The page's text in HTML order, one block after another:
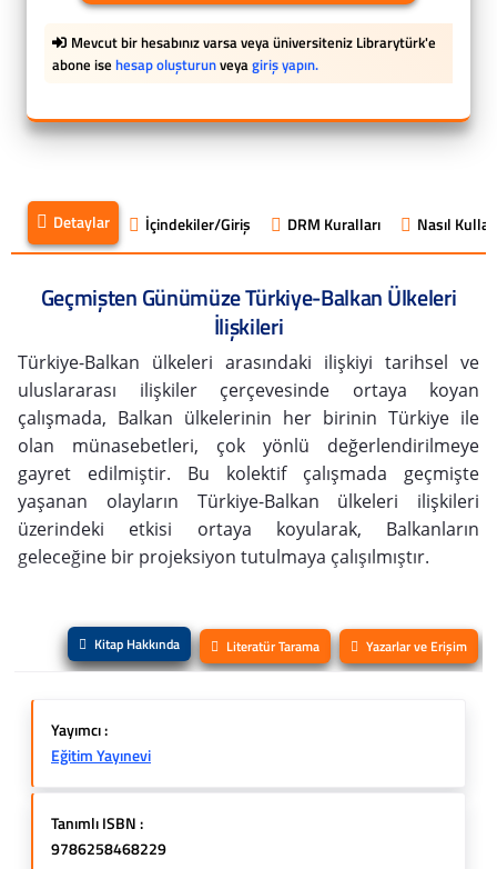
Mevcut bir hesabınız varsa veya üniversiteniz Librarytürk'e
abone ise hesap oluşturunveyagiriş yapın.
Detaylar İçindekiler/Giriş DRM Kuralları Nasıl
Geçmişten Günümüze Türkiye-Balkan Ülkeleri
İlişkileri
Türkiye-Balkan ülkeleri arasındaki ilişkiyi tarihsel ve
uluslararası ilişkiler çerçevesinde ortaya koyan
çalışmada, Balkan ülkelerinin her birinin Türkiye ile
olan münasebetleri, çok yönlü değerlendirilmeye
gayret edilmiştir. Bu kolektif çalışmada geçmişte
yaşanan olayların Türkiye-Balkan ülkeleri ilişkileri
üzerindeki etkisi ortaya koyularak, Balkanların
geleceğine bir projeksiyon tutulmaya çalışılmıştır.
Kitap Hakkında Literatür Tarama Yazarlar ve Erişim
Yayımcı :
Eğitim Yayınevi
Tanımlı ISBN :
9786258468229